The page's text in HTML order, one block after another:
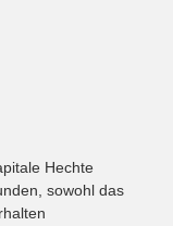
Hechte
sowohl das